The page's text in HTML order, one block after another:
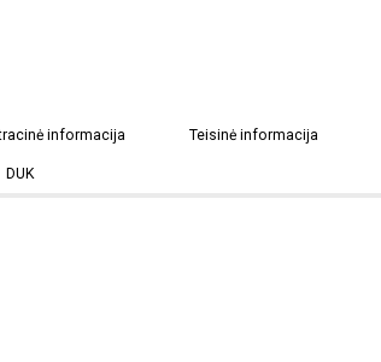
informacija Teisinė informacija
DUK